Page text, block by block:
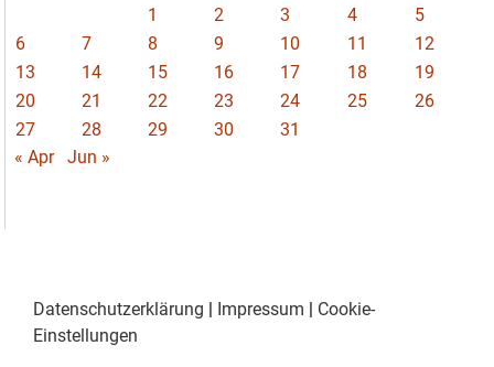
1 2 3 4
5
6
7 8 9 10 11
12
13
14 15 16 17 18
19
20
21 22 23 24 25
26
27
28 29 30
31
« Apr
Jun »
Datenschutzerklärung | Impressum | Cookie-
Einstellungen